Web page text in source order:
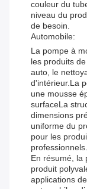
couleur du
niveau du
de besoin.
Automobile:
La pompe à
les produits
auto, le
d'intérieur.La
une mousse
surfaceLa
dimensions
uniforme du
pour les
professionnels.
En résumé, la
produit
applications